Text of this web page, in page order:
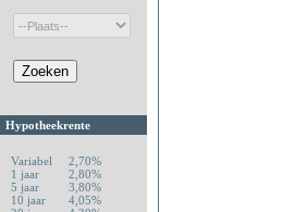
Hypotheekrente
Variabel
2,70%
1 jaar
2,80%
5 jaar
3,80%
10 jaar
4,05%